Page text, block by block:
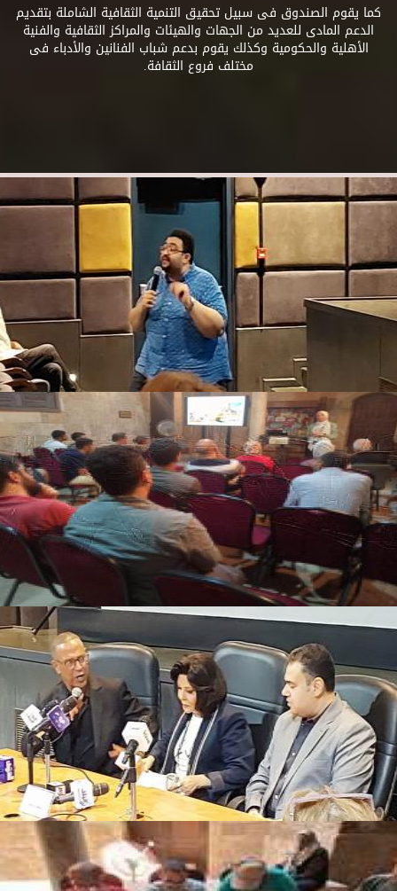
كما يقوم الصندوق فى سبيل تحقيق التنمية الثقافية الشاملة بتقديم
الدعم المادى للعديد من الجهات والهيئات والمراكز الثقافية والفنية
الأهلية والحكومية وكذلك يقوم بدعم شباب الفنانين والأدباء فى
مختلف فروع الثقافة.